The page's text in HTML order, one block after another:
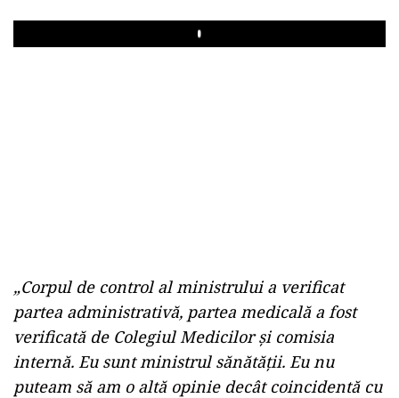
Play
„Corpul de control al ministrului a verificat
partea administrativă, partea medicală a fost
verificată de Colegiul Medicilor și comisia
internă. Eu sunt ministrul sănătății. Eu nu
puteam să am o altă opinie decât coincidentă cu